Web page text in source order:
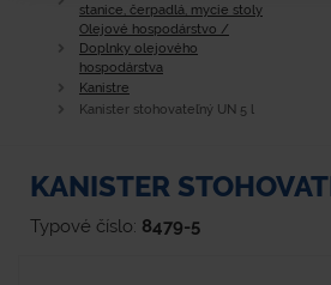
stanice, čerpadlá, mycie stoly
Olejové hospodárstvo /
Doplnky olejového
hospodárstva
Kanistre
Kanister stohovateľný UN 5 l
KANISTER
Typové číslo: 8479-5